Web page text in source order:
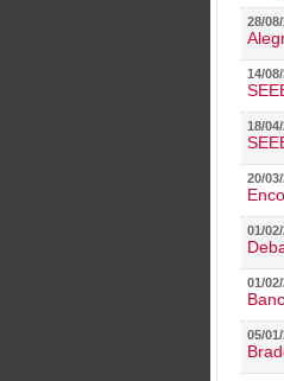
28/
14/
18/
20/
01/
01/
05/